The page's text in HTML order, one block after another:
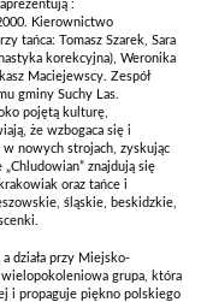
:
Kierownictwo
tańca: Tomasz Szarek, Sara
korekcyjna), Weronika
Maciejewscy. Zespół
gminy Suchy Las.
pojętą kulturę,
że wzbogaca się i
w nowych strojach, zyskując
znajdują się
oraz tańce i
śląskie, beskidzkie,
działa przy Miejsko-
grupa, która
i propaguje piękno polskiego